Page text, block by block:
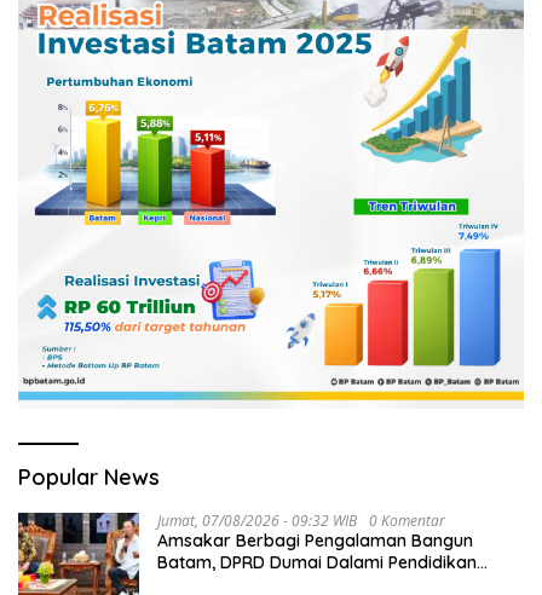
Popular News
Jumat, 07/08/2026 - 09:32 WIB 0 Komentar
Amsakar Berbagi Pengalaman Bangun
Batam, DPRD Dumai Dalami Pendidikan